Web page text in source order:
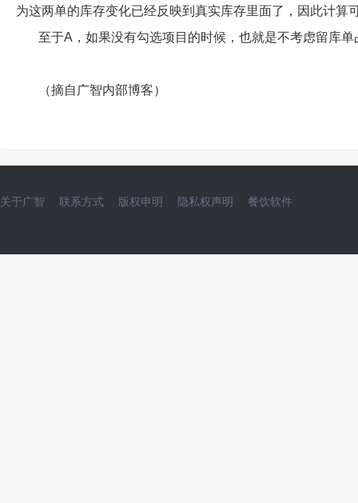
为这两单的库存变化已经反映到真实库存里面了，因此计算
至于A，如果没有勾选项目的时候，也就是不考虑留库
（摘自广智内部博客）
关于广智 联系方式 版权申明 隐私权声明 餐饮软件